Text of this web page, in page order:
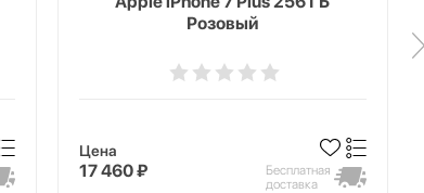
Розовый
Цена
17 460 ₽
Бесплатная
доставка